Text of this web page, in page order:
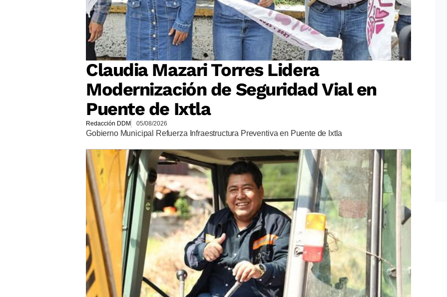
Claudia Mazari Torres Lidera
Modernización de Seguridad Vial en
Puente de Ixtla
Redacción DDM 05/08/2026
Gobierno Municipal Refuerza Infraestructura Preventiva en Puente de Ixtla